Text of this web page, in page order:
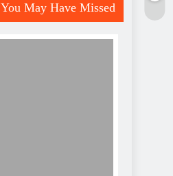
You May Have Missed